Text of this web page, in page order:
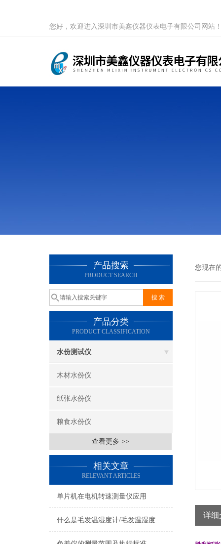
您好，欢迎进入深圳市美鑫仪器仪表电子有限公司网站
产品搜索
PRODUCT SEARCH
产品分类
PRODUCT CLASSIFICATION
水份测试仪
木材水份仪
纸张水份仪
粮食水份仪
查看更多 >>
相关文章
RELEVANT ARTICLES
单片机在电机转速测量仪应用
什么是毛发温湿度计/毛发温湿度计的定义及用途
您现在
详细